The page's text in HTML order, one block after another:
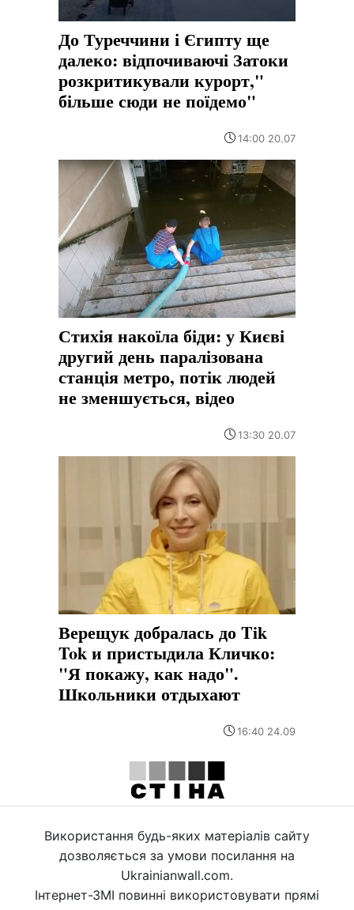
До Туреччини і Єгипту ще
далеко: відпочиваючі Затоки
розкритикували курорт,"
більше сюди не поїдемо"
14:00 20.07
Стихія накоїла біди: у Києві
другий день паралізована
станція метро, потік людей
не зменшується, відео
13:30 20.07
Верещук добралась до Tik
Tok и пристыдила Кличко:
"Я покажу, как надо".
Школьники отдыхают
16:40 24.09
Використання будь-яких матеріалів сайту
дозволяється за умови посилання на
Ukrainianwall.com.
Інтернет-ЗМІ повинні використовувати прямі